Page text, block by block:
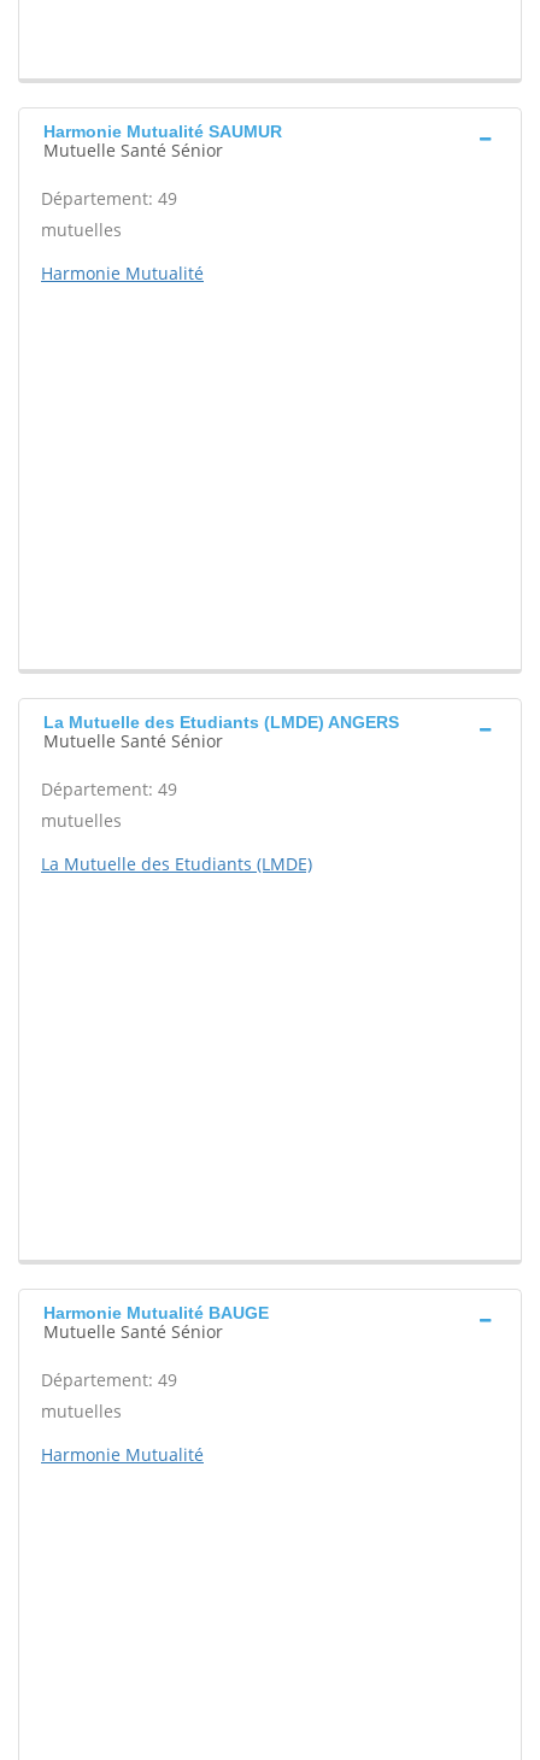
Harmonie Mutualité SAUMUR
Mutuelle Santé Sénior
Département: 49
mutuelles
Harmonie Mutualité
La Mutuelle des Etudiants (LMDE) ANGERS
Mutuelle Santé Sénior
Département: 49
mutuelles
La Mutuelle des Etudiants (LMDE)
Harmonie Mutualité BAUGE
Mutuelle Santé Sénior
Département: 49
mutuelles
Harmonie Mutualité